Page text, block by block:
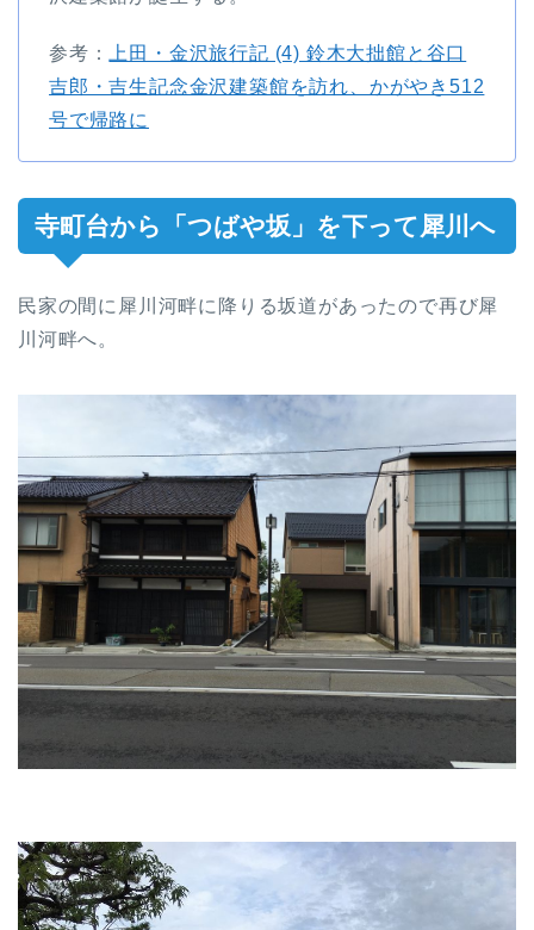
参考：
上田・金沢旅行記 (4) 鈴木大拙館と谷口
吉郎・吉生記念金沢建築館を訪れ、かがやき512
号で帰路に
寺町台から「つばや坂」を下って犀川へ
民家の間に犀川河畔に降りる坂道があったので再び犀
川河畔へ。